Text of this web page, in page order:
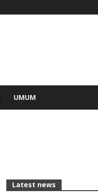
UMUM
Latest news